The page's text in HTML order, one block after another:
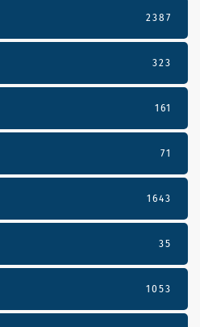
2387
323
161
71
1643
35
1053